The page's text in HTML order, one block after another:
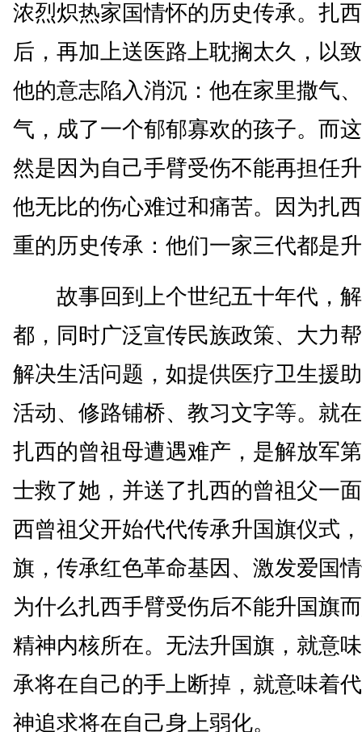
浓烈炽热家国情怀的历史传承。扎
后，再加上送医路上耽搁太久，以
他的意志陷入消沉：他在家里撒气
气，成了一个郁郁寡欢的孩子。而
然是因为自己手臂受伤不能再担任
他无比的伤心难过和痛苦。因为扎
重的历史传承：他们一家三代都是
故事回到上个世纪五十年代，解
都，同时广泛宣传民族政策、大力
解决生活问题，如提供医疗卫生援
活动、修路铺桥、教习文字等。就
扎西的曾祖母遭遇难产，是解放军
士救了她，并送了扎西的曾祖父一
西曾祖父开始代代传承升国旗仪式
旗，传承红色革命基因、激发爱国
为什么扎西手臂受伤后不能升国旗
精神内核所在。无法升国旗，就意
承将在自己的手上断掉，就意味着
神追求将在自己身上弱化。